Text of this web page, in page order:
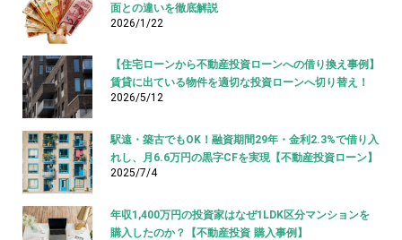
面との違いを徹底解説
2026/1/22
【住宅ローンから不動産投資ローンへの借り換え事例】
賃貸に出ている物件を適切な投資ローンへ切り替え！
2026/5/12
駅遠・築古でもOK！融資期間29年・金利2.3%で借り入
れし、月6.6万円の黒字CFを実現【不動産投資ローン】
2025/7/4
年収1,400万円の投資家はなぜ1LDK区分マンションを
購入したのか？【不動産投資 購入事例】